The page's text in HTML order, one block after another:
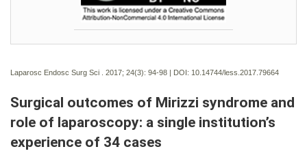
Laparosc Endosc Surg Sci . 2017; 24(3): 94-98 | DOI: 10.14744/less.2017.79664
Surgical outcomes of Mirizzi syndrome and
role of laparoscopy: a single institution’s
experience of 34 cases